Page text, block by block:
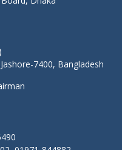
7400, Bangladesh